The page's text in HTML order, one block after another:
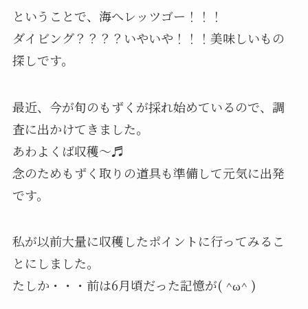
ということで、海へレッツゴー！！！
ダイビング？？？？いやいや！！！美味しいもの
探しです。
最近、今が旬のもずくが採れ始めているので、調
査に出かけてきました。
あわよくば収穫〜♬
念のためもずく取りの道具も準備して元気に出発
です。
私が以前大量に収穫したポイントに行ってみるこ
とにしました。
たしか・・・前は6月頃だった記憶が( ^ω^ )